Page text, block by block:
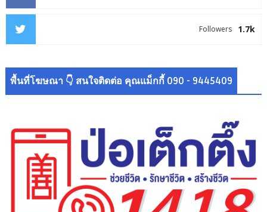
1.7k
Followers
พื้นที่โฆษณา 👇 สนใจติดต่อ คุณแม็กกี้ 090 - 9445409